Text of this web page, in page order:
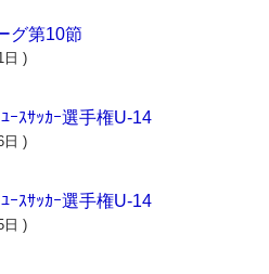
グ第10節
日 )
ｰｽｻｯｶｰ選手権U-14
日 )
ｰｽｻｯｶｰ選手権U-14
日 )